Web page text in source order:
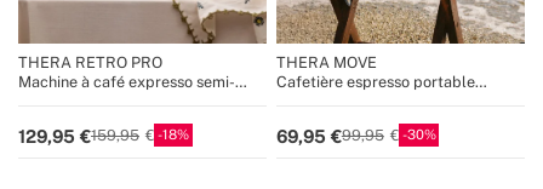
THERA RETRO PRO
Machine à café expresso semi-
129,95 159,95 18
THERA MOVE
Cafetière espresso portable
69,95 99,95 30